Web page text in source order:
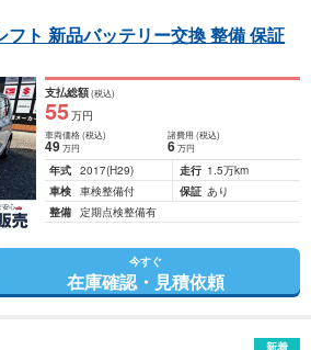
フト 新品バッテリー交換 整備 保証
支払総額(税込)
55万円
車両価格(税込)
49万円
諸費用 (税込)
6 万円
年式 2017(H29) 走行 1.5万km
車検 車検整備付 保証 あり
整備 定期点検整備有
今すぐ
在庫確認・見積依頼
新着